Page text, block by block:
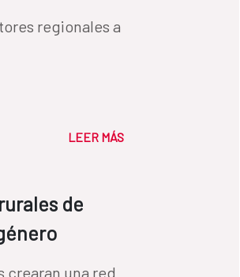
regionales a
LEER MÁS
de
crearan una red